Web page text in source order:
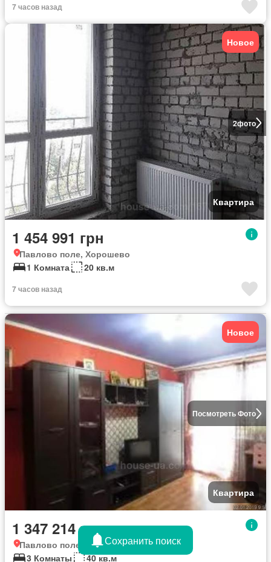
7 часов назад
2фото
Новое
Квартира
1 454 991 грн
Павлово поле, Хорошево
1 Комната
20 кв.м
7 часов назад
Посмотреть Фото
Новое
Квартира
1 347 214 грн
Павлово поле, Хорошево
3 Комнаты
40 кв.м
Сохранить поиск